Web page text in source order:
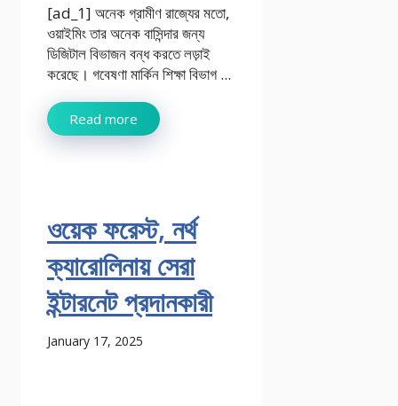
[ad_1] অনেক গ্রামীণ রাজ্যের মতো,
ওয়াইমিং তার অনেক বাসিন্দার জন্য
ডিজিটাল বিভাজন বন্ধ করতে লড়াই
করেছে। গবেষণা মার্কিন শিক্ষা বিভাগ ...
Read more
ওয়েক ফরেস্ট, নর্থ
ক্যারোলিনায় সেরা
ইন্টারনেট প্রদানকারী
January 17, 2025